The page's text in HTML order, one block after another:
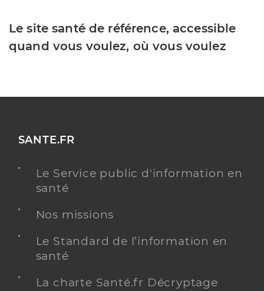
Le site santé de référence, accessible
quand vous voulez, où vous voulez
SANTE.FR
Le Service public d'information en
santé
Nos missions
Le Standard de l’information en
santé
La charte Santé.fr Décryptage